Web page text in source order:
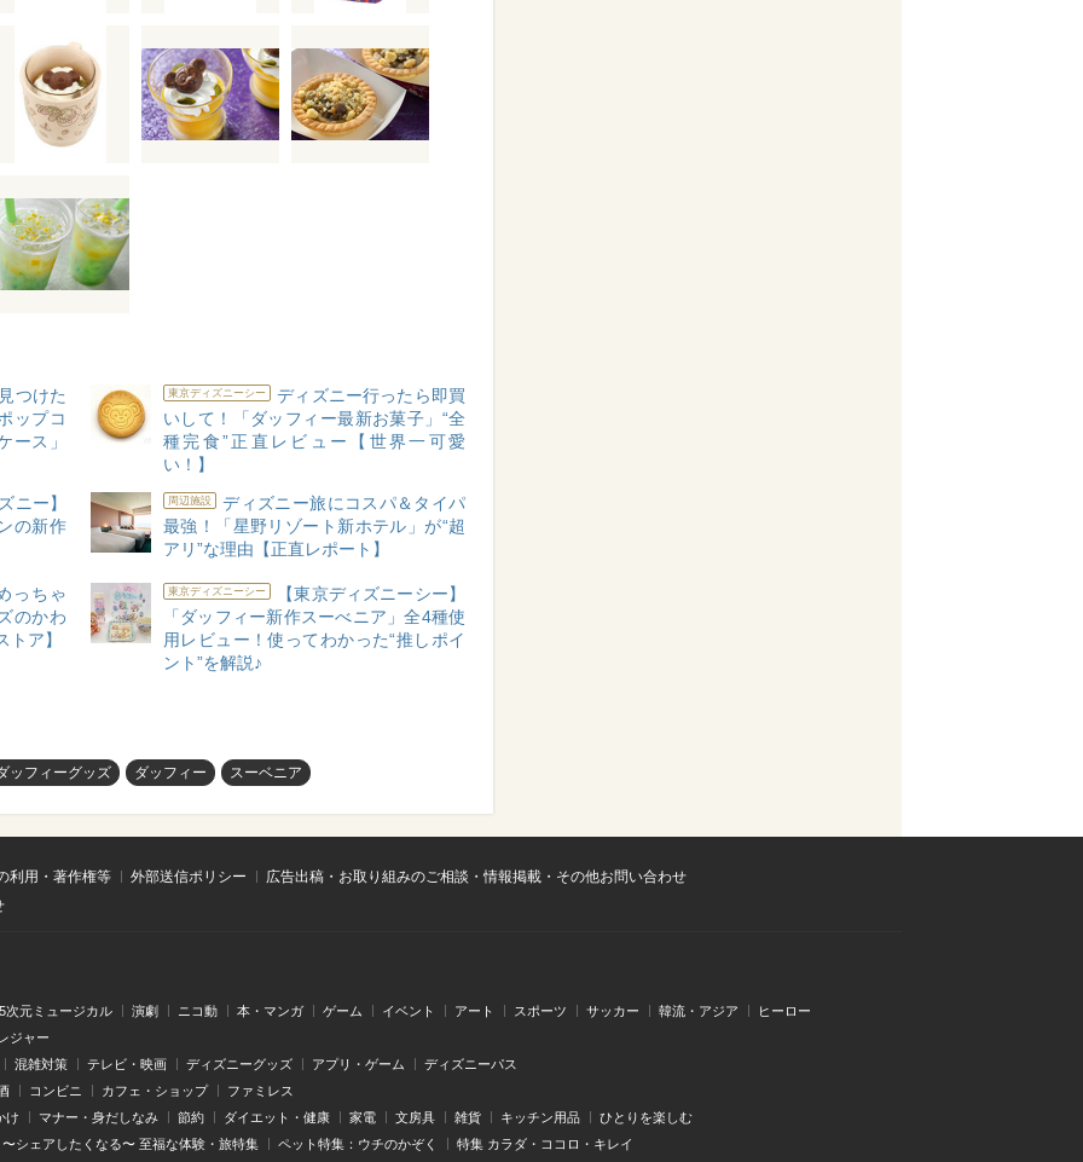
つけた
ップコ
ース」
東京ディズニーシー
ディズニー行ったら即買
いして！「ダッフィー最新お菓子」“全
種完食”正直レビュー【世界一可愛
い！】
ニー】
の新作
周辺施設
ディズニー旅にコスパ＆タイパ
最強！「星野リゾート新ホテル」が“超
アリ”な理由【正直レポート】
っちゃ
のかわ
ア】
東京ディズニーシー
【東京ディズニーシー】
「ダッフィー新作スーべニア」全4種使
用レビュー！使ってわかった“推しポイ
ント”を解説♪
ッフィーグッズ ダッフィー スーベニア
利用・著作権等 外部送信ポリシー
広告出稿・お取り組みのご相談・情報掲載・その他お問い合わせ
次元ミュージカル 演劇 ニコ動 本・マンガ ゲーム イベント アート スポーツ サッカー 韓流・アジア
ヒーロー
ジャー
混雑対策
テレビ・映画 ディズニーグッズ アプリ・ゲーム
ディズニーパス
コンビニ カフェ・ショップ
ファミレス
け
マナー・身だしなみ 節約 ダイエット・健康 家電 文房具 雑貨 キッチン用品
ひとりを楽しむ
〜シェアしたくなる〜 至福な体験・旅特集
ペット特集：ウチのかぞく 特集 カラダ・ココロ・キレイ